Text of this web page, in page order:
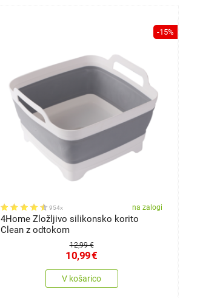
-15%
954x na zalogi
4Home Zložljivo silikonsko korito
Clean z odtokom
12,99 €
10,99€
V košarico